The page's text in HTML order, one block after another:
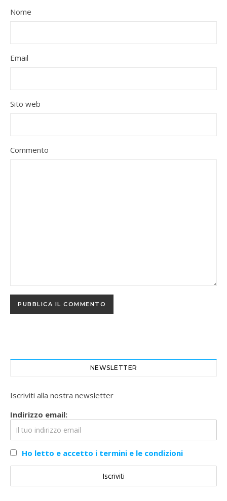
Nome
Email
Sito web
Commento
NEWSLETTER
Iscriviti alla nostra newsletter
Indirizzo email:
Ho letto e accetto i termini e le condizioni